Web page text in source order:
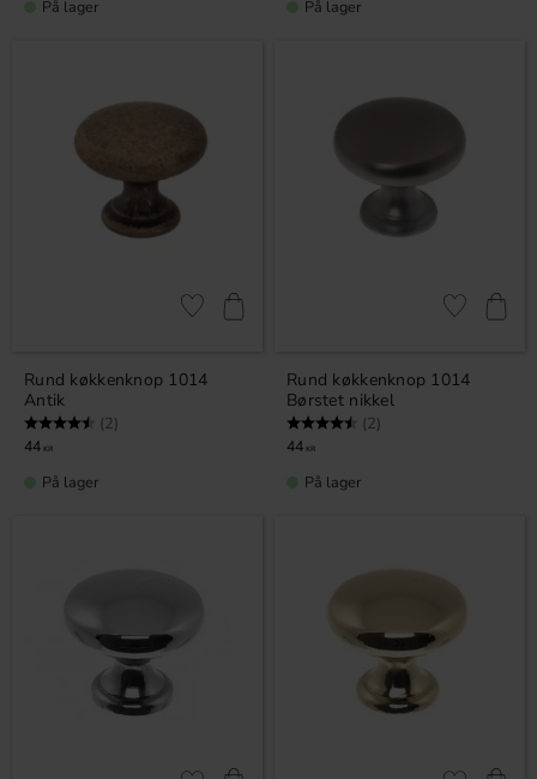
På lager På lager
Rund køkkenknop 1014
Antik
Vurdering: (2)
44 KR
Gem som favorit
På lager
Rund køkkenknop 1014
Børstet nikkel
Vurdering: (2)
44 KR
Gem som
På lager